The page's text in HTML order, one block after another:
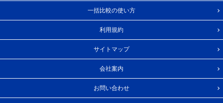
一括比較の使い方
利用規約
サイトマップ
会社案内
お問い合わせ